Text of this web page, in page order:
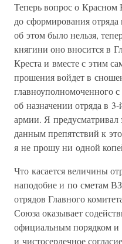
Теперь вопрос о Красном
до сформирования отряда
об этом было нельзя,
княгини оно вносится в
Креста и вместе с этим
прошения войдет в
главноуполномоченного
об назначении отряда в
армии. Я предусматривал
данным препятствий к
я не прошу ни одной
Что касается величины
наподобие и по сметам
отрядов Главного
Союза оказывает
официальным порядком и
и чистосердечное